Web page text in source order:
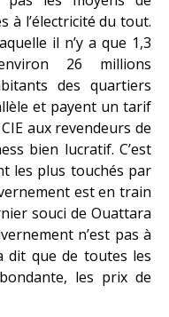
à l’électricité du tout.
il n’y a que 1,3
26 millions
des quartiers
et payent un tarif
aux revendeurs de
bien lucratif. C’est
les plus touchés par
est en train
souci de Ouattara
n’est pas à
dit que de toutes les
les prix de